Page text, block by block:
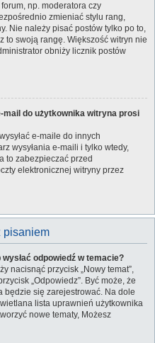
np. moderatora czy
zmieniać stylu rang,
Nie należy pisać postów tylko po to,
to swoją rangę. Większość witryn nie
obniży licznik postów
mail do użytkownika witryna prosi
e-maile do innych
wysyłania e-maili i tylko wtedy,
to zabezpieczać przed
elektronicznej witryny przez
pisaniem
odpowiedź w temacie?
nacisnąć przycisk „Nowy temat”,
„Odpowiedz”. Być może, że
się zarejestrować. Na dole
lista uprawnień użytkownika
nowe tematy, Możesz